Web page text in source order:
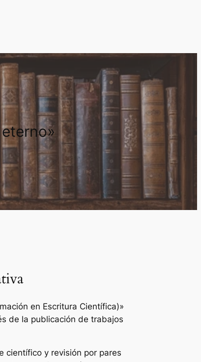
en Escritura Científica)»
de la publicación de trabajos
científico y revisión por pares